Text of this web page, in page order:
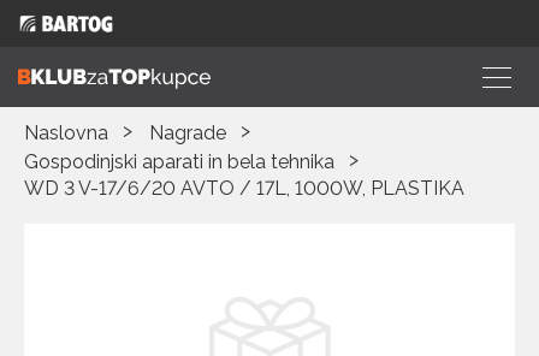
Naslovna
Nagrade
Gospodinjski aparati in bela tehnika
WD 3 V-17/6/20 AVTO / 17L, 1000W, PLASTIKA